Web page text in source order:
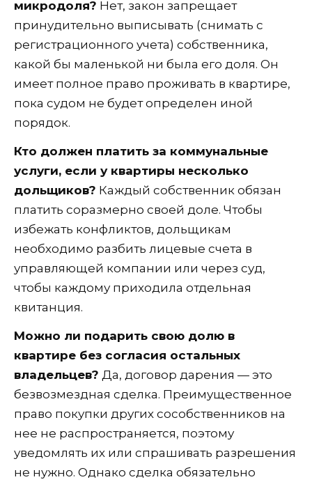
микродоля? Нет, закон запрещает
принудительно выписывать (снимать с
регистрационного учета) собственника,
какой бы маленькой ни была его доля. Он
имеет полное право проживать в квартире,
пока судом не будет определен иной
порядок.
Кто должен платить за коммунальные
услуги, если у квартиры несколько
дольщиков? Каждый собственник обязан
платить соразмерно своей доле. Чтобы
избежать конфликтов, дольщикам
необходимо разбить лицевые счета в
управляющей компании или через суд,
чтобы каждому приходила отдельная
квитанция.
Можно ли подарить свою долю в
квартире без согласия остальных
владельцев? Да, договор дарения — это
безвозмездная сделка. Преимущественное
право покупки других сособственников на
нее не распространяется, поэтому
уведомлять их или спрашивать разрешения
не нужно. Однако сделка обязательно